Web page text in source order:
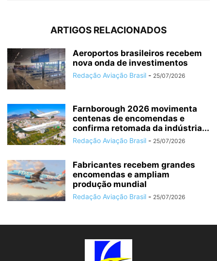
ARTIGOS RELACIONADOS
Aeroportos brasileiros recebem
nova onda de investimentos
Redação Aviação Brasil - 25/07/2026
Farnborough 2026 movimenta
centenas de encomendas e
confirma retomada da indústria...
Redação Aviação Brasil - 25/07/2026
Fabricantes recebem grandes
encomendas e ampliam
produção mundial
Redação Aviação Brasil - 25/07/2026